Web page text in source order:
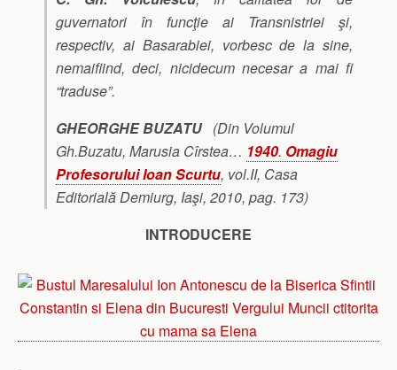
guvernatori în funcţie ai Transnistriei şi,
respectiv, ai Basarabiei, vorbesc de la sine,
nemaifiind, deci, nicidecum necesar a mai fi
“traduse”.
GHEORGHE BUZATU (Din Volumul
Gh.Buzatu, Marusia Cîrstea… 1940. Omagiu
ProfesoruluiIoan Scurtu, vol.II, Casa
Editorială Demiurg, Iaşi, 2010, pag. 173)
INTRODUCERE